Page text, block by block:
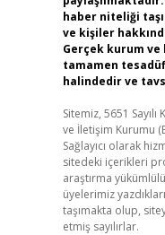
haber niteliği
ve kişiler
Gerçek kurum
tamamen
halindedir ve
Sitemiz, 5651
ve İletişim Kurumu
Sağlayıcı olarak
sitedeki içerikleri
araştırma
üyelerimiz
taşımakta olup,
etmiş sayılırlar.